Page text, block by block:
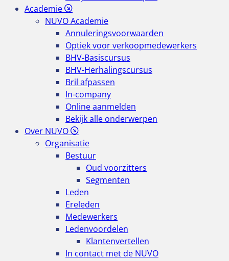
Academie
NUVO Academie
Annuleringsvoorwaarden
Optiek voor verkoopmedewerkers
BHV-Basiscursus
BHV-Herhalingscursus
Bril afpassen
In-company
Online aanmelden
Bekijk alle onderwerpen
Over NUVO
Organisatie
Bestuur
Oud voorzitters
Segmenten
Leden
Ereleden
Medewerkers
Ledenvoordelen
Klantenvertellen
In contact met de NUVO